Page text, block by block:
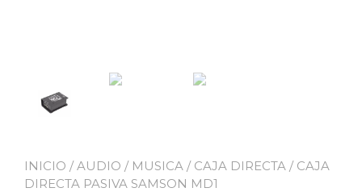
INICIO /AUDIO / MUSICA / CAJA DIRECTA / CAJA
DIRECTA PASIVA SAMSON MD1